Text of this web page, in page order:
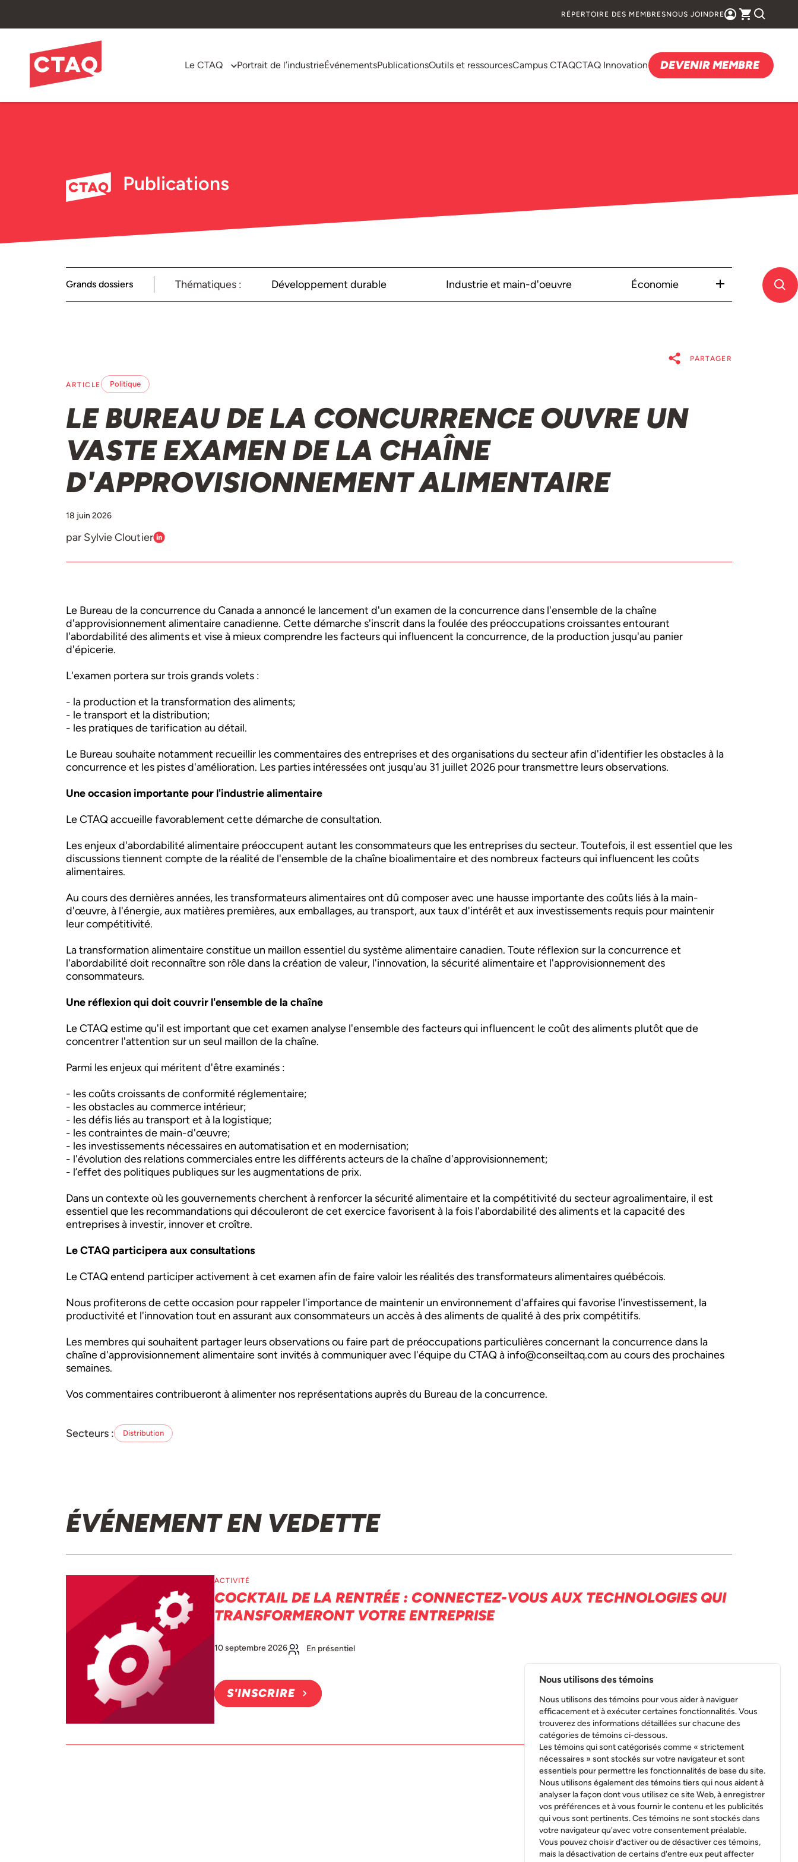
RÉPERTOIRE DES MEMBRESNOUS JOINDRE
Le CTAQ Portrait de l’industrieÉvénementsPublicationsOutils et ressourcesCampus CTAQCTAQ Innovation DEVENIR MEMBRE
Publications
Grands dossiers Thématiques : Développement durable Industrie et main-d'oeuvre Économie
PARTAGER
ARTICLE Politique
LE BUREAU DE LA CONCURRENCE OUVRE UN
VASTE EXAMEN DE LA CHAÎNE
D'APPROVISIONNEMENT ALIMENTAIRE
18 juin 2026
par Sylvie Cloutier
Le Bureau de la concurrence du Canada a annoncé le lancement d'un examen de la concurrence dans l'ensemble de la chaîne
d'approvisionnement alimentaire canadienne. Cette démarche s'inscrit dans la foulée des préoccupations croissantes entourant
l'abordabilité des aliments et vise à mieux comprendre les facteurs qui influencent la concurrence, de la production jusqu'au panier
d'épicerie.
L'examen portera sur trois grands volets :
- la production et la transformation des aliments;
- le transport et la distribution;
- les pratiques de tarification au détail.
Le Bureau souhaite notamment recueillir les commentaires des entreprises et des organisations du secteur afin d'identifier les obstacles à la
concurrence et les pistes d'amélioration. Les parties intéressées ont jusqu'au 31 juillet 2026 pour transmettre leurs observations.
Une occasion importante pour l'industrie alimentaire
Le CTAQ accueille favorablement cette démarche de consultation.
Les enjeux d'abordabilité alimentaire préoccupent autant les consommateurs que les entreprises du secteur. Toutefois, il est essentiel que les
discussions tiennent compte de la réalité de l'ensemble de la chaîne bioalimentaire et des nombreux facteurs qui influencent les coûts
alimentaires.
Au cours des dernières années, les transformateurs alimentaires ont dû composer avec une hausse importante des coûts liés à la main-
d'œuvre, à l'énergie, aux matières premières, aux emballages, au transport, aux taux d'intérêt et aux investissements requis pour maintenir
leur compétitivité.
La transformation alimentaire constitue un maillon essentiel du système alimentaire canadien. Toute réflexion sur la concurrence et
l'abordabilité doit reconnaître son rôle dans la création de valeur, l'innovation, la sécurité alimentaire et l'approvisionnement des
consommateurs.
Une réflexion qui doit couvrir l'ensemble de la chaîne
Le CTAQ estime qu'il est important que cet examen analyse l'ensemble des facteurs qui influencent le coût des aliments plutôt que de
concentrer l'attention sur un seul maillon de la chaîne.
Parmi les enjeux qui méritent d'être examinés :
- les coûts croissants de conformité réglementaire;
- les obstacles au commerce intérieur;
- les défis liés au transport et à la logistique;
- les contraintes de main-d'œuvre;
- les investissements nécessaires en automatisation et en modernisation;
- l'évolution des relations commerciales entre les différents acteurs de la chaîne d'approvisionnement;
- l’effet des politiques publiques sur les augmentations de prix.
Dans un contexte où les gouvernements cherchent à renforcer la sécurité alimentaire et la compétitivité du secteur agroalimentaire, il est
essentiel que les recommandations qui découleront de cet exercice favorisent à la fois l'abordabilité des aliments et la capacité des
entreprises à investir, innover et croître.
Le CTAQ participera aux consultations
Le CTAQ entend participer activement à cet examen afin de faire valoir les réalités des transformateurs alimentaires québécois.
Nous profiterons de cette occasion pour rappeler l'importance de maintenir un environnement d'affaires qui favorise l'investissement, la
productivité et l'innovation tout en assurant aux consommateurs un accès à des aliments de qualité à des prix compétitifs.
Les membres qui souhaitent partager leurs observations ou faire part de préoccupations particulières concernant la concurrence dans la
chaîne d'approvisionnement alimentaire sont invités à communiquer avec l'équipe du CTAQ à info@conseiltaq.com au cours des prochaines
semaines.
Vos commentaires contribueront à alimenter nos représentations auprès du Bureau de la concurrence.
Secteurs : Distribution
ÉVÉNEMENT EN VEDETTE
ACTIVITÉ
COCKTAIL DE LA RENTRÉE : CONNECTEZ-VOUS AUX TECHNOLOGIES QUI
TRANSFORMERONT VOTRE ENTREPRISE
10 septembre 2026 En présentiel
S'INSCRIRE
Nous utilisons des témoins
Nous utilisons des témoins pour vous aider à naviguer
efficacement et à exécuter certaines fonctionnalités. Vous
trouverez des informations détaillées sur chacune des
catégories de témoins ci-dessous.
Les témoins qui sont catégorisés comme « strictement
nécessaires » sont stockés sur votre navigateur et sont
essentiels pour permettre les fonctionnalités de base du site.
Nous utilisons également des témoins tiers qui nous aident à
analyser la façon dont vous utilisez ce site Web, à enregistrer
vos préférences et à vous fournir le contenu et les publicités
qui vous sont pertinents. Ces témoins ne sont stockés dans
votre navigateur qu'avec votre consentement préalable.
Vous pouvez choisir d'activer ou de désactiver ces témoins,
mais la désactivation de certains d'entre eux peut affecter